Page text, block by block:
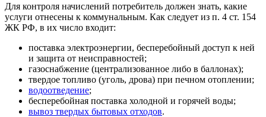
Для контроля начислений потребитель должен знать, какие
услуги отнесены к коммунальным. Как следует из п. 4 ст. 154
ЖК РФ, в их число входит:
поставка электроэнергии, бесперебойный доступ к ней
и защита от неисправностей;
газоснабжение (централизованное либо в баллонах);
твердое топливо (уголь, дрова) при печном отоплении;
водоотведение;
бесперебойная поставка холодной и горячей воды;
вывоз твердых бытовых отходов.